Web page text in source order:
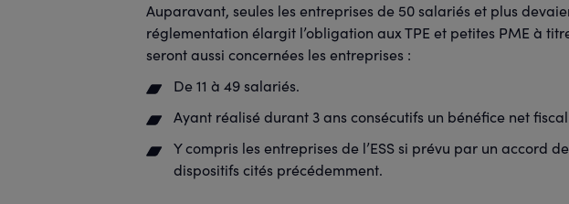
Auparavant, seules les entreprises de 50 salariés et plus
réglementation élargit l’obligation aux TPE et petites PME à
seront aussi concernées les entreprises :
De 11 à 49 salariés.
Ayant réalisé durant 3 ans consécutifs un bénéfice net
Y compris les entreprises de l’ESS si prévu par un accord
dispositifs cités précédemment.